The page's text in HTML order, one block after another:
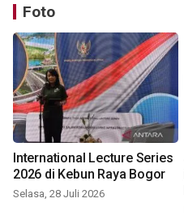
Foto
International Lecture Series
2026 di Kebun Raya Bogor
Selasa, 28 Juli 2026